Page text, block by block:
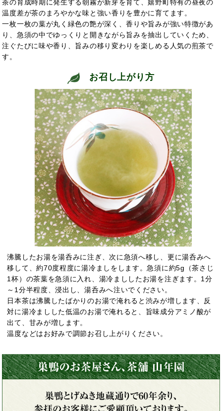
茶の育成時期に発生する朝霧が新芽を育て、嬉野町特有の昼夜の
温度差が茶のまろやかな味と強い香りを豊かに育てます。
一枚一枚の葉が丸く緑色の艶が深く、香りや旨みが強い特徴があ
り、急須の中でゆっくりと開きながら旨みを抽出していくため、
注ぐたびに味や香り、旨みの移り変わりを楽しめる人気の煎茶で
す。
お召し上がり方
沸騰したお湯を湯呑みに注ぎ、次に急須へ移し、更に湯呑みへ
移して、約70度程度に湯冷ましをします。急須に約5g（茶さじ
1杯）の茶葉を急須に入れ、湯冷まししたお湯を注ぎます。1分
～1分半程度、浸出し、湯呑みへ注いでください。
日本茶は沸騰したばかりのお湯で淹れると渋みが増します、反
対に湯冷ましした低温のお湯で淹れると、旨味成分アミノ酸が
出て、甘みが増します。
温度などはお好みで調節お召し上がりください。